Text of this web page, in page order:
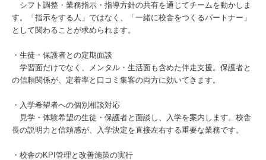
シフト調整・業務指示・指導方針の共有を通じてチームを動かしま
す。「指示をする人」ではなく、「一緒に校舎をつくるパートナー」
として関わることが求められます。
・生徒・保護者との定期面談
学習面だけでなく、メンタル・生活面も含めた伴走支援。保護者と
の信頼関係が、定着率と口コミ集客の両方に効いてきます。
・入学希望者への個別相談対応
見学・体験希望の生徒・保護者と面談し、入学を案内します。校舎
長の説明力と信頼感が、入学決定を直接左右する重要な業務です。
・校舎のKPI管理と改善施策の実行